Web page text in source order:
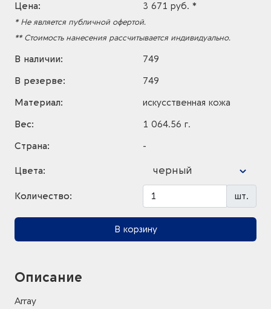
Цена:
3 671 руб. *
* Не является публичной офертой.
** Стоимость нанесения рассчитывается индивидуально.
В наличии:
749
В резерве:
749
Материал:
искусственная кожа
Вес:
1 064.56 г.
Страна:
-
Цвета: черный
Количество: шт.
В корзину
Описание
Array